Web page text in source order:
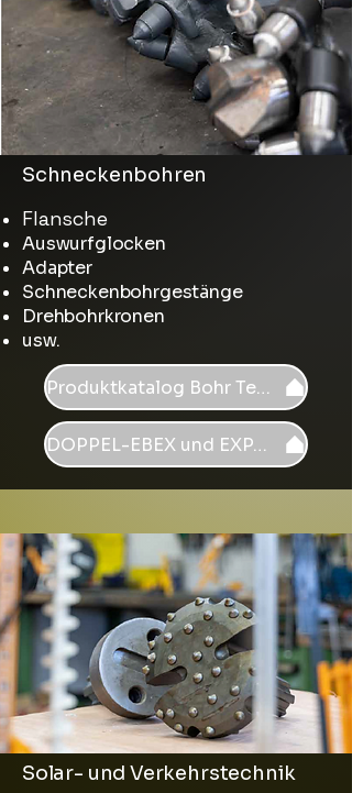
Schneckenbohren
Flansche
Auswurfglocken
Adapter
Schneckenbohrgestänge
Drehbohrkronen
usw.
Produktkatalog Bohr Tech
DOPPEL-EBEX und EXPAN
Solar- und Verkehrstechnik